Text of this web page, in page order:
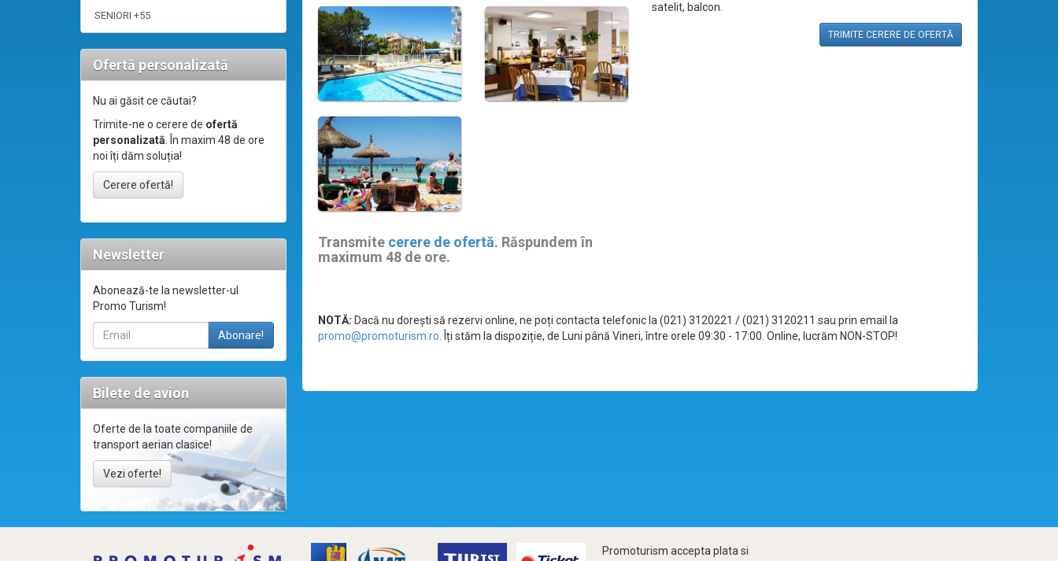
SENIORI +55
Ofertă personalizată
Nu ai găsit ce căutai?
Trimite-ne o cerere de ofertă
personalizată. În maxim 48 de ore
noi îți dăm soluția!
Cerere ofertă!
Newsletter
Abonează-te la newsletter-ul
Promo Turism!
Bilete de avion
Oferte de la toate companiile de
transport aerian clasice!
Vezi oferte!
Transmite cerere de ofertă. Răspundem în
maximum 48 de ore.
satelit, balcon.
TRIMITE CERERE DE OFERTĂ
NOTĂ: Dacă nu dorești să rezervi online, ne poți contacta telefonic la (021) 3120221 / (021) 3120211 sau prin email la
promo@promoturism.ro . Îți stăm la dispoziție, de Luni până Vineri, între orele 09:30 - 17:00. Online, lucrăm NON-STOP!
Promoturism accepta plata si